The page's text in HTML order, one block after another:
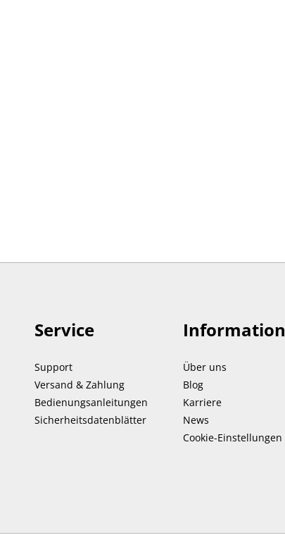
Service
Support
Versand & Zahlung
Bedienungsanleitungen
Sicherheitsdatenblätter
Information
Über uns
Blog
Karriere
News
Cookie-Einstellungen